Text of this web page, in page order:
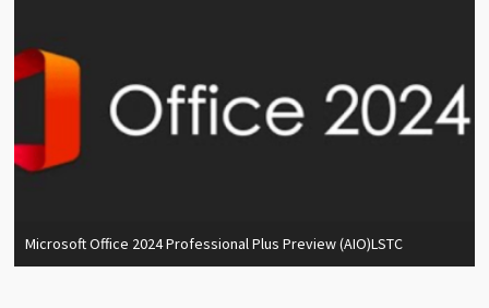
Microsoft Office 2024 Professional Plus Preview (AIO)LSTC